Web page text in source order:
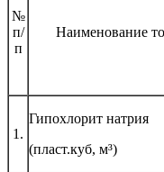
№
п/
п
Наименование
1.
Гипохлорит натрия
(пласт.куб, м³)